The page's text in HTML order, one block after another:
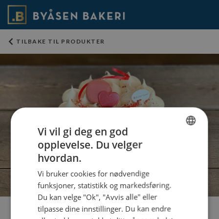
TILBAKE TIL PRODUKTER
Vi vil gi deg en god
opplevelse. Du velger
hvordan.
Vi bruker cookies for nødvendige
funksjoner, statistikk og markedsføring.
Du kan velge "Ok", "Avvis alle" eller
tilpasse dine innstillinger. Du kan endre